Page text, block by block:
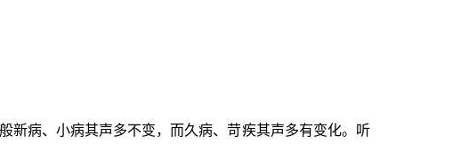
新病、小病其声多不变，而久病、苛疾其声多有变化。听